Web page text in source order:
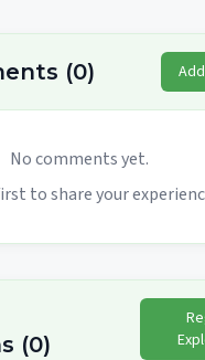
(0)
No comments yet.
to share your
(0)